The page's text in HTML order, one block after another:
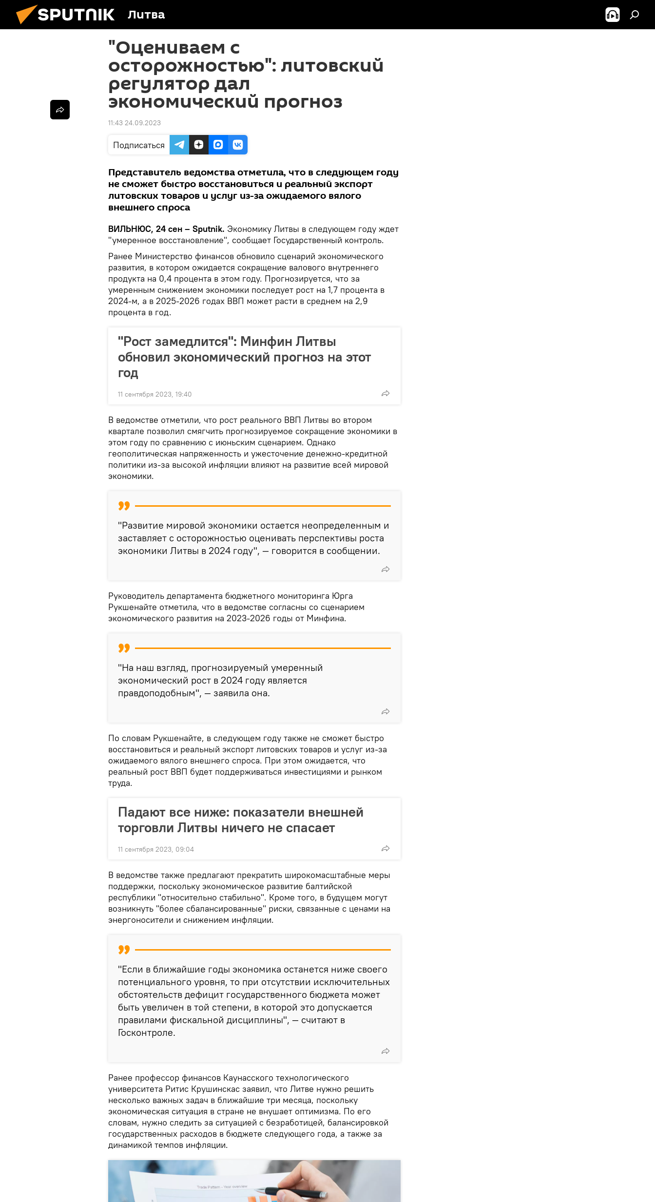
Литва
"Оцениваем с
осторожностью": литовский
регулятор дал
экономический прогноз
11:43 24.09.2023
Подписаться
Представитель ведомства отметила, что в следующем году
не сможет быстро восстановиться и реальный экспорт
литовских товаров и услуг из-за ожидаемого вялого
внешнего спроса
ВИЛЬНЮС, 24 сен – Sputnik. Экономику Литвы в следующем году ждет
"умеренное восстановление", сообщает Государственный контроль.
Ранее Министерство финансов обновило сценарий экономического
развития, в котором ожидается сокращение валового внутреннего
продукта на 0,4 процента в этом году. Прогнозируется, что за
умеренным снижением экономики последует рост на 1,7 процента в
2024-м, а в 2025-2026 годах ВВП может расти в среднем на 2,9
процента в год.
"Рост замедлится": Минфин Литвы
обновил экономический прогноз на этот
год
11 сентября 2023, 19:40
В ведомстве отметили, что рост реального ВВП Литвы во втором
квартале позволил смягчить прогнозируемое сокращение экономики в
этом году по сравнению с июньским сценарием. Однако
геополитическая напряженность и ужесточение денежно-кредитной
политики из-за высокой инфляции влияют на развитие всей мировой
экономики.
"Развитие мировой экономики остается неопределенным и
заставляет с осторожностью оценивать перспективы роста
экономики Литвы в 2024 году", — говорится в сообщении.
Руководитель департамента бюджетного мониторинга Юрга
Рукшенайте отметила, что в ведомстве согласны со сценарием
экономического развития на 2023-2026 годы от Минфина.
"На наш взгляд, прогнозируемый умеренный
экономический рост в 2024 году является
правдоподобным", — заявила она.
По словам Рукшенайте, в следующем году также не сможет быстро
восстановиться и реальный экспорт литовских товаров и услуг из-за
ожидаемого вялого внешнего спроса. При этом ожидается, что
реальный рост ВВП будет поддерживаться инвестициями и рынком
труда.
Падают все ниже: показатели внешней
торговли Литвы ничего не спасает
11 сентября 2023, 09:04
В ведомстве также предлагают прекратить широкомасштабные меры
поддержки, поскольку экономическое развитие балтийской
республики "относительно стабильно". Кроме того, в будущем могут
возникнуть "более сбалансированные" риски, связанные с ценами на
энергоносители и снижением инфляции.
"Если в ближайшие годы экономика останется ниже своего
потенциального уровня, то при отсутствии исключительных
обстоятельств дефицит государственного бюджета может
быть увеличен в той степени, в которой это допускается
правилами фискальной дисциплины", — считают в
Госконтроле.
Ранее профессор финансов Каунасского технологического
университета Ритис Крушинскас заявил, что Литве нужно решить
несколько важных задач в ближайшие три месяца, поскольку
экономическая ситуация в стране не внушает оптимизма. По его
словам, нужно следить за ситуацией с безработицей, балансировкой
государственных расходов в бюджете следующего года, а также за
динамикой темпов инфляции.